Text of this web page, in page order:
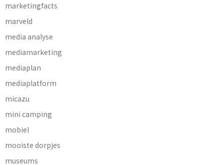
marketingfacts
marveld
media analyse
mediamarketing
mediaplan
mediaplatform
micazu
mini camping
mobiel
mooiste dorpjes
museums